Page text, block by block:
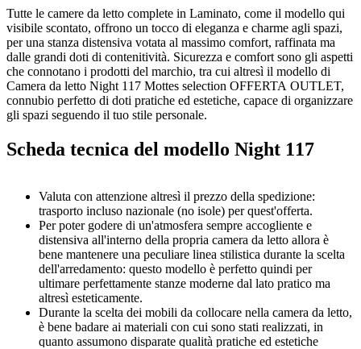
Tutte le camere da letto complete in Laminato, come il modello qui
visibile scontato, offrono un tocco di eleganza e charme agli spazi,
per una stanza distensiva votata al massimo comfort, raffinata ma
dalle grandi doti di contenitività. Sicurezza e comfort sono gli aspetti
che connotano i prodotti del marchio, tra cui altresì il modello di
Camera da letto Night 117 Mottes selection OFFERTA OUTLET,
connubio perfetto di doti pratiche ed estetiche, capace di organizzare
gli spazi seguendo il tuo stile personale.
Scheda tecnica del modello Night 117
Valuta con attenzione altresì il prezzo della spedizione:
trasporto incluso nazionale (no isole) per quest'offerta.
Per poter godere di un'atmosfera sempre accogliente e
distensiva all'interno della propria camera da letto allora è
bene mantenere una peculiare linea stilistica durante la scelta
dell'arredamento: questo modello è perfetto quindi per
ultimare perfettamente stanze moderne dal lato pratico ma
altresì esteticamente.
Durante la scelta dei mobili da collocare nella camera da letto,
è bene badare ai materiali con cui sono stati realizzati, in
quanto assumono disparate qualità pratiche ed estetiche